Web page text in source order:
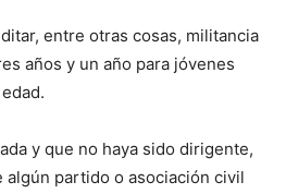
entre otras cosas, militancia
años y un año para jóvenes
y que no haya sido dirigente,
partido o asociación civil